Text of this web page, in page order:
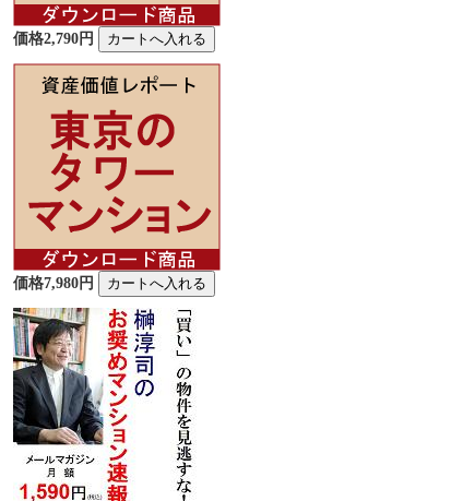
価格2,790円
価格7,980円